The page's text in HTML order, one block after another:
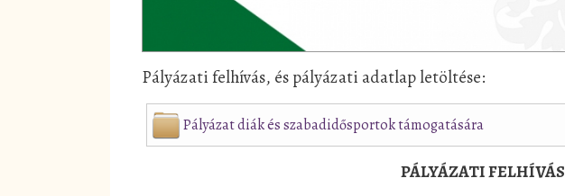
Pályázati felhívás, és pályázati adatlap letöltése:
Pályázat diák és szabadidősportok támogatására
PÁLYÁZATI FELHÍVÁS